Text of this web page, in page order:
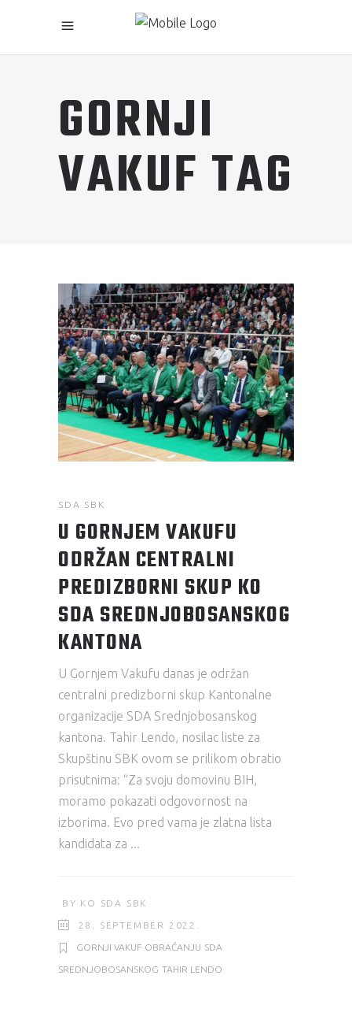
GORNJI
VAKUF TAG
SDA SBK
U GORNJEM VAKUFU
ODRŽAN CENTRALNI
PREDIZBORNI SKUP KO
SDA SREDNJOBOSANSKOG
KANTONA
U Gornjem Vakufu danas je održan
centralni predizborni skup Kantonalne
organizacije SDA Srednjobosanskog
kantona. Tahir Lendo, nosilac liste za
Skupštinu SBK ovom se prilikom obratio
prisutnima: “Za svoju domovinu BIH,
moramo pokazati odgovornost na
izborima. Evo pred vama je zlatna lista
kandidata za
BY KO SDA SBK
28. SEPTEMBER 2022.
GORNJI VAKUF OBRAĆANJU SDA
SREDNJOBOSANSKOG TAHIR LENDO